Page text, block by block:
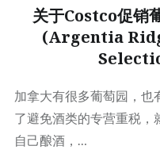
关于Costco促销
(Argentia
加拿大有很多葡萄园，也
了避免酒类的专营重税，
自己酿酒，…